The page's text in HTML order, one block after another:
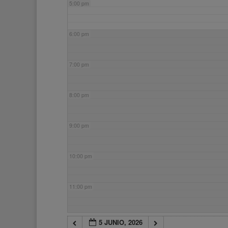
5:00 pm
6:00 pm
7:00 pm
8:00 pm
9:00 pm
10:00 pm
11:00 pm
5 JUNIO, 2026